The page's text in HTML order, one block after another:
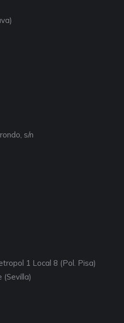
s/n
1 Local 8 (Pol. Pisa)
(Sevilla)